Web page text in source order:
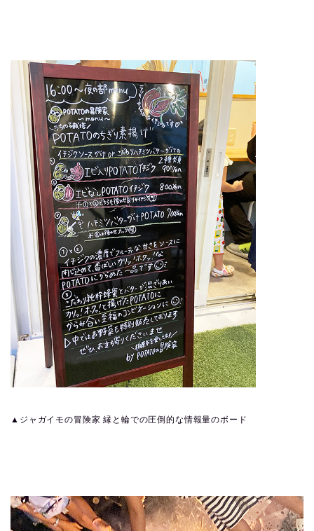
▲ジャガイモの冒険家 縁と輪での圧倒的な情報量のボード